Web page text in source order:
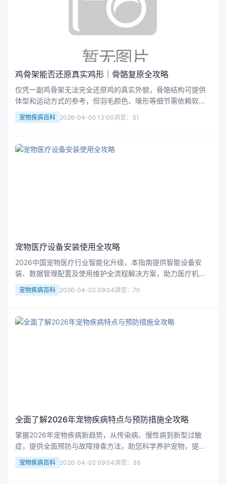
鸡骨架能否还原真实鸡形｜骨骼复原全攻略
仅凭一副鸡骨架无法完全还原鸡的真实外貌，骨骼结构可提供
体型和运动方式的参考，但羽毛颜色、喙形等细节需依赖软组
织信息。现代科技与跨学科合作提升复原精度，为科学研究和
艺术创作提供新视角。
宠物疾病百科 2026-04-05 13:00浏览：31
宠物医疗设备安装使用全攻略
2026中国宠物医疗行业智能化升级，本指南提供智能设备安
装、数据管理配置及使用维护全流程解决方案，助力医疗机构
提升诊疗效率，掌握行业技术主动权，实现标准化运营。
宠物疾病百科 2026-04-02 09:04浏览：70
全面了解2026年宠物疾病特点与预防措施全攻略
掌握2026年宠物疾病新趋势，从传染病、慢性病到新型过敏
症，提供全面预防与故障排查方法，助您科学养护宠物，提升
健康水平，实现精准健康管理。
宠物疾病百科 2026-04-02 09:04浏览：36